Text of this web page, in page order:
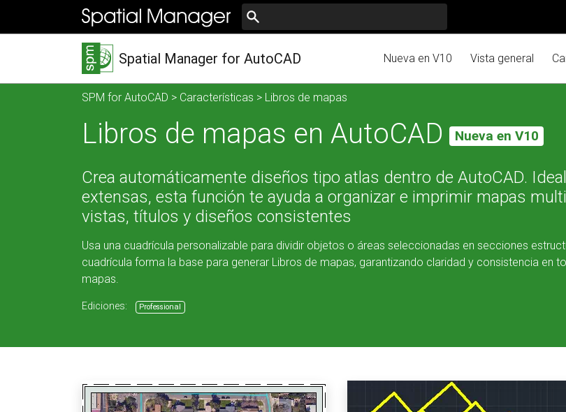
Spatial Manager for AutoCAD Nueva en V10 Vista general
SPM for AutoCAD > Características > Libros de mapas
Libros de mapas en AutoCAD Nueva en V10
Crea automáticamente diseños tipo atlas dentro de AutoCAD.
extensas, esta función te ayuda a organizar e imprimir mapas
vistas, títulos y diseños consistentes
Usa una cuadrícula personalizable para dividir objetos o áreas seleccionadas en secciones
cuadrícula forma la base para generar Libros de mapas, garantizando claridad y consistencia en
mapas.
Ediciones: Professional